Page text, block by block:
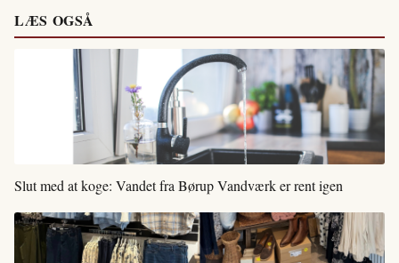
LÆS OGSÅ
Slut med at koge: Vandet fra Børup Vandværk er rent igen